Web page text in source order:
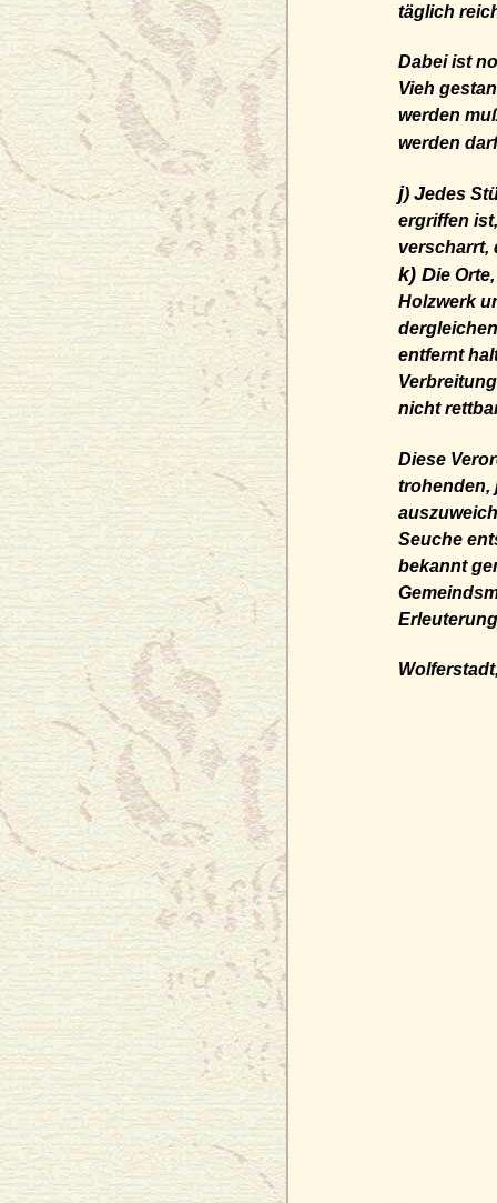
täglich
Dabei ist
Vieh
werden
werden
j) Jedes
ergriffen
verscharrt,
k) Die
Holzwerk
entfernt
nicht
Diese
trohenden,
Seuche
bekannt